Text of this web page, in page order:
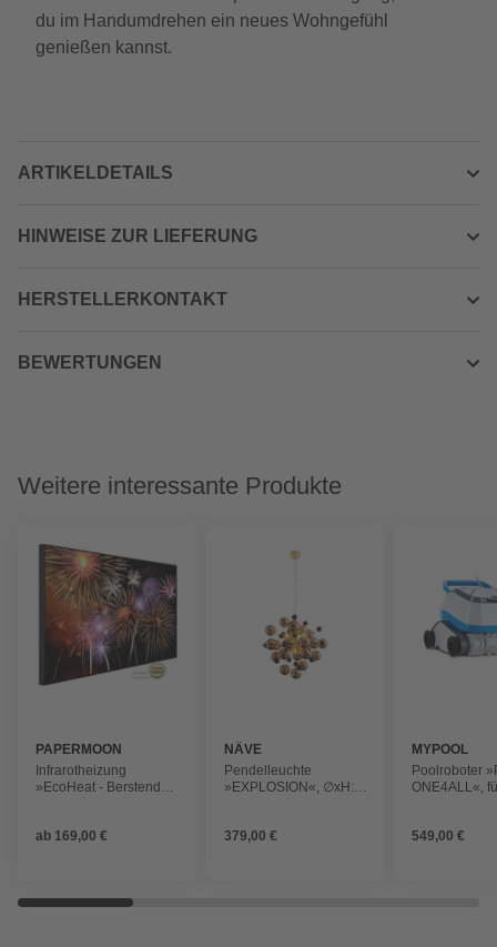
du im Handumdrehen ein neues Wohngefühl
genießen kannst.
ARTIKELDETAILS
HINWEISE ZUR LIEFERUNG
HERSTELLERKONTAKT
BEWERTUNGEN
Weitere interessante Produkte
PAPERMOON
Infrarotheizung
»EcoHeat - Berstendes
ab 169,00 €
NÄVE
Pendelleuchte
»EXPLOSION«, ∅xH:
379,00 €
MYPOOL
Poolroboter
ONE4ALL«,
549,00 €